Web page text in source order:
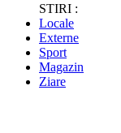
STIRI :
Locale
Externe
Sport
Magazin
Ziare